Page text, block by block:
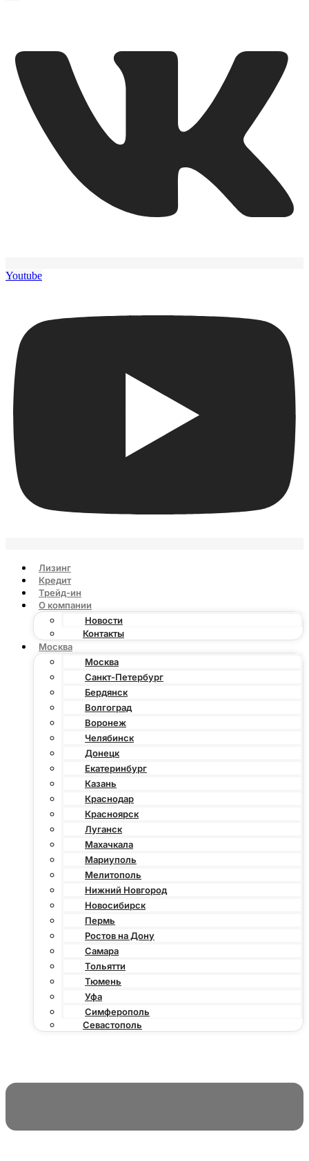
Youtube
Лизинг
Кредит
Трейд-ин
О компании
Новости
Контакты
Москва
Москва
Санкт-Петербург
Бердянск
Волгоград
Воронеж
Челябинск
Донецк
Екатеринбург
Казань
Краснодар
Красноярск
Луганск
Махачкала
Мариуполь
Мелитополь
Нижний Новгород
Новосибирск
Пермь
Ростов на Дону
Самара
Тольятти
Тюмень
Уфа
Симферополь
Севастополь